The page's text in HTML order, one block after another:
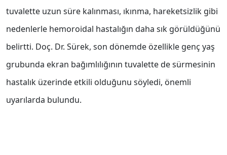
tuvalette uzun süre kalınması, ıkınma, hareketsizlik gibi
nedenlerle hemoroidal hastalığın daha sık görüldüğünü
belirtti. Doç. Dr. Sürek, son dönemde özellikle genç yaş
grubunda ekran bağımlılığının tuvalette de sürmesinin
hastalık üzerinde etkili olduğunu söyledi, önemli
uyarılarda bulundu.